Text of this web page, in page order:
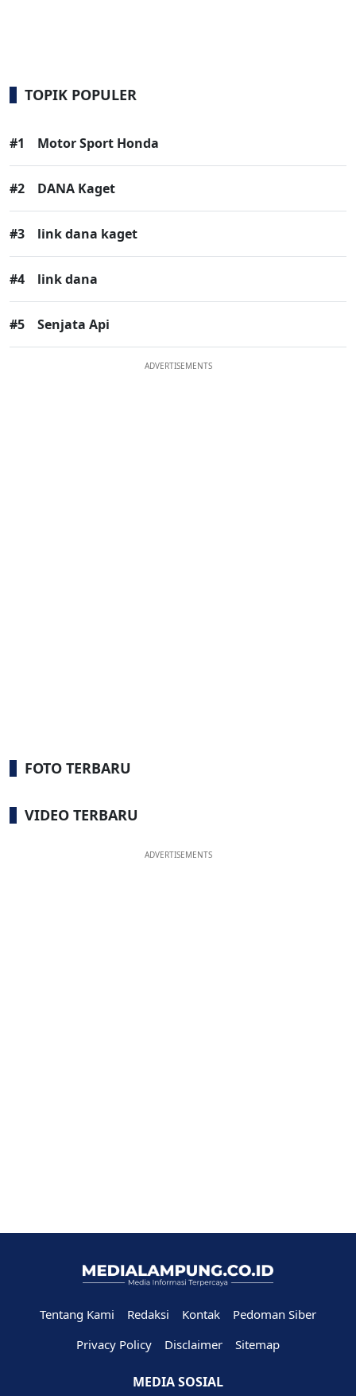
TOPIK POPULER
#1 Motor Sport Honda
#2 DANA Kaget
#3 link dana kaget
#4 link dana
#5 Senjata Api
ADVERTISEMENTS
FOTO TERBARU
VIDEO TERBARU
ADVERTISEMENTS
Tentang Kami Redaksi Kontak
Pedoman Siber
Privacy Policy
Disclaimer Sitemap
MEDIA SOSIAL